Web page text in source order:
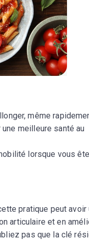
même
meilleure santé au
lorsque vous
pratique peut avoir
articulaire et en
pas que la clé